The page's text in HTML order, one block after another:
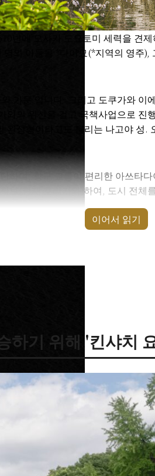
년에 오사카 도요토미 세력을 견
명의 아들을 *다이묘(*지역의 영주
가문’입니다. 그리고 도쿠가와
와의 위신을 걸고 국책사업으로
완성형이라고도 불리는 나고야 성
이어서 읽기
하며, 항구 교통이 편리한 아쓰타
보(현재 호리카와)하여, 도시 전체
다.
을 남겼습니다. 게다가 특산품에
하기 위해 '킨샤치